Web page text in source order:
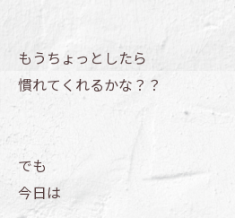
もうちょっとしたら
慣れてくれるかな？？
でも
今日は